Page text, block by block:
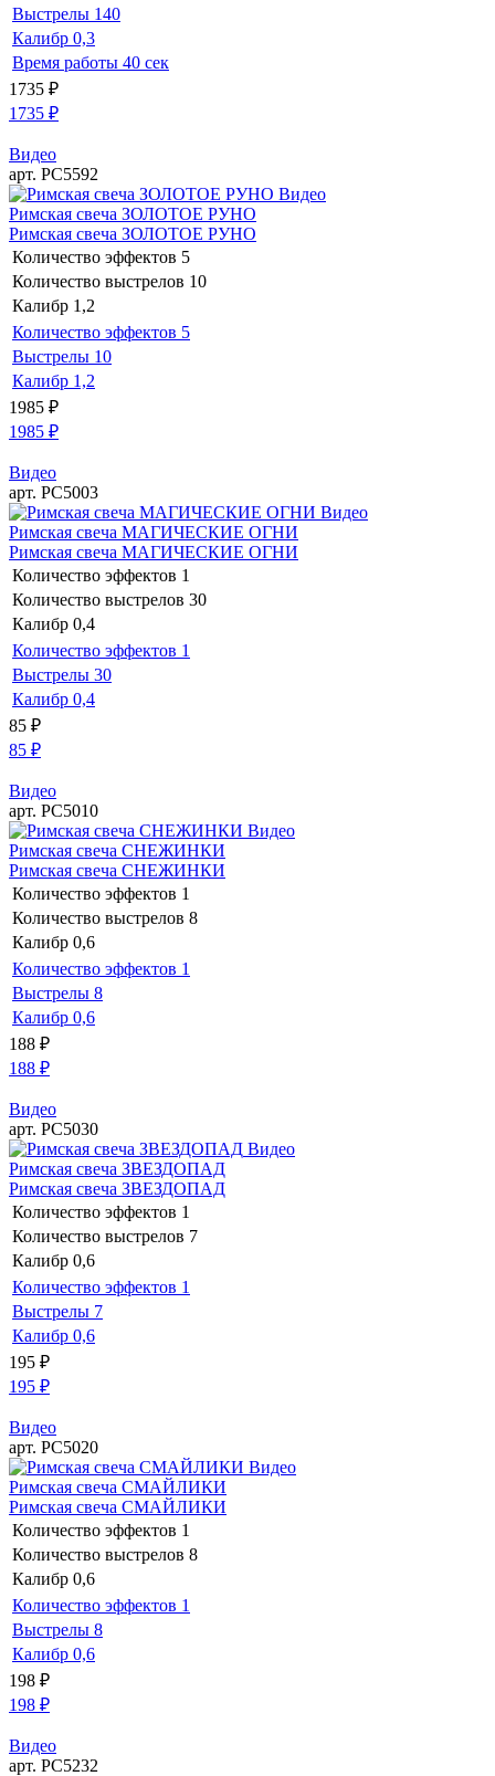
Выстрелы 140
Калибр 0,3
Время работы 40 сек
1735 ₽
1735 ₽
Видео
арт. РС5592
Видео
Римская свеча ЗОЛОТОЕ РУНО
Римская свеча ЗОЛОТОЕ РУНО
Количество эффектов 5
Количество выстрелов 10
Калибр 1,2
Количество эффектов 5
Выстрелы 10
Калибр 1,2
1985 ₽
1985 ₽
Видео
арт. РС5003
Видео
Римская свеча МАГИЧЕСКИЕ ОГНИ
Римская свеча МАГИЧЕСКИЕ ОГНИ
Количество эффектов 1
Количество выстрелов 30
Калибр 0,4
Количество эффектов 1
Выстрелы 30
Калибр 0,4
85 ₽
85 ₽
Видео
арт. РС5010
Видео
Римская свеча СНЕЖИНКИ
Римская свеча СНЕЖИНКИ
Количество эффектов 1
Количество выстрелов 8
Калибр 0,6
Количество эффектов 1
Выстрелы 8
Калибр 0,6
188 ₽
188 ₽
Видео
арт. РС5030
Видео
Римская свеча ЗВЕЗДОПАД
Римская свеча ЗВЕЗДОПАД
Количество эффектов 1
Количество выстрелов 7
Калибр 0,6
Количество эффектов 1
Выстрелы 7
Калибр 0,6
195 ₽
195 ₽
Видео
арт. РС5020
Видео
Римская свеча СМАЙЛИКИ
Римская свеча СМАЙЛИКИ
Количество эффектов 1
Количество выстрелов 8
Калибр 0,6
Количество эффектов 1
Выстрелы 8
Калибр 0,6
198 ₽
198 ₽
Видео
арт. РС5232